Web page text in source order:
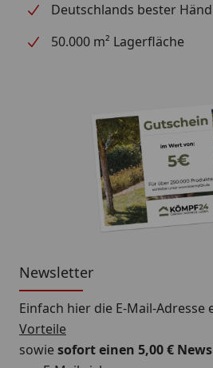
Deutschlands bester
50.000 m² Lagerfläche
Newsletter
Einfach hier die E-Mail-Adresse
Vorteile
sowiesofort einen 5,00 €